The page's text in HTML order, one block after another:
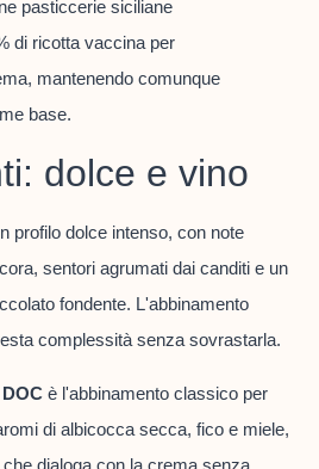
pasticcerie siciliane
di ricotta vaccina per
mantenendo comunque
base.
dolce e vino
profilo dolce intenso, con note
sentori agrumati dai canditi e un
fondente. L'abbinamento
complessità senza sovrastarla.
è l'abbinamento classico per
di albicocca secca, fico e miele,
dialoga con la crema senza